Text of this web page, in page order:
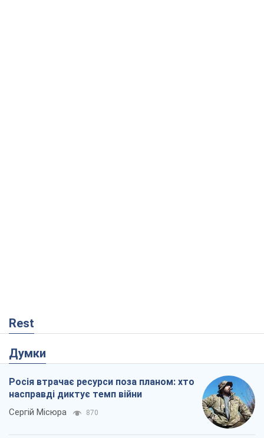
Rest
Думки
Росія втрачає ресурси поза планом: хто
насправді диктує темп війни
Сергій Місюра 870